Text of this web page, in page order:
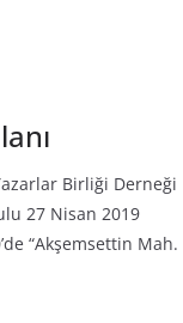
Birliği Derneği
27 Nisan 2019
“Akşemsettin Mah.